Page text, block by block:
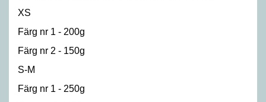
XS
Färg nr 1 - 200g
Färg nr 2 - 150g
S-M
Färg nr 1 - 250g